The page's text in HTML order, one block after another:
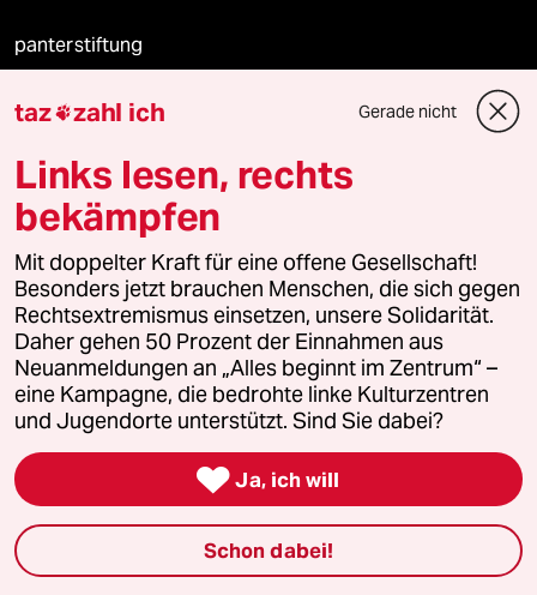
panterstiftung
panterpreis 2026
Podcast
bundestalk
fernverbindung
klima update°
Mauerecho
Freie Rede
reingehen
taz zahl ich Gerade nicht
Links lesen, rechts
bekämpfen
Mit doppelter Kraft für eine offene Gesellschaft!
Besonders jetzt brauchen Menschen, die sich gegen
Rechtsextremismus einsetzen, unsere Solidarität.
Daher gehen 50 Prozent der Einnahmen aus
Neuanmeldungen an „Alles beginnt im Zentrum“ –
eine Kampagne, die bedrohte linke Kulturzentren
und Jugendorte unterstützt. Sind Sie dabei?
 Ja, ich will
Schon dabei!